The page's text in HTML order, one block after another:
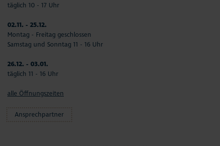
täglich 10 - 17 Uhr
02.11. - 25.12.
Montag - Freitag geschlossen
Samstag und Sonntag 11 - 16 Uhr
26.12. - 03.01.
täglich 11 - 16 Uhr
alle Öffnungszeiten
Ansprechpartner